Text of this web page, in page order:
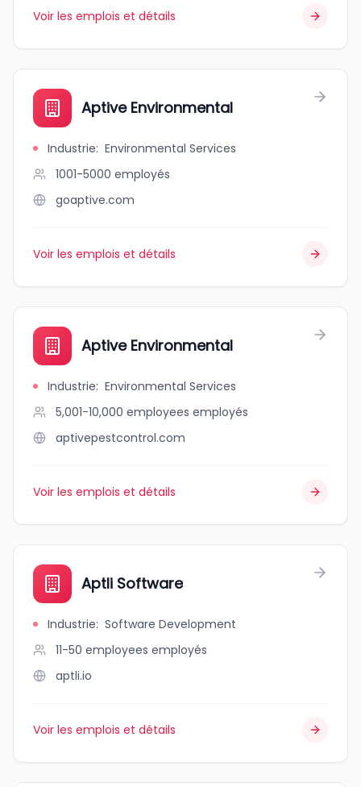
Voir les emplois et détails
Aptive Environmental
Industrie: Environmental Services
1001-5000 employés
goaptive.com
Voir les emplois et détails
Aptive Environmental
Industrie: Environmental Services
5,001-10,000 employees employés
aptivepestcontrol.com
Voir les emplois et détails
Aptli Software
Industrie: Software Development
11-50 employees employés
aptli.io
Voir les emplois et détails